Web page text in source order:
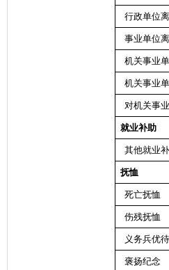
行政单位
事业单位
机关事业
机关事业
对机关事
就业补助
其他就业
抚恤
死亡抚恤
伤残抚恤
义务兵优待
褒扬纪念